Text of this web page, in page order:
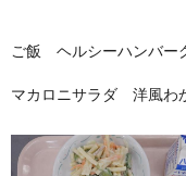
ご飯 ヘルシーハンバー
マカロニサラダ 洋風わ